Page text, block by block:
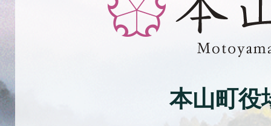
緑、
花
と
化
の
本山町役